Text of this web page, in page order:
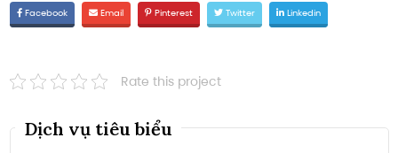
Facebook Email Pinterest Twitter Linkedin
Rate this project
Dịch vụ tiêu biểu